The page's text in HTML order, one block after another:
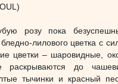
розу пока
лилового цветка с
цветки – шаровидные,
до
тычинки и красный